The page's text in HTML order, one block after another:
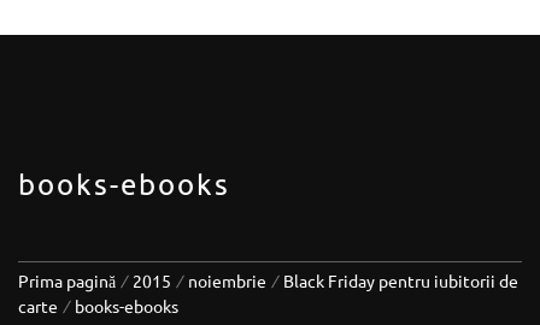
books-ebooks
Prima pagină 2015 noiembrie
Black Friday pentru iubitorii de
carte
books-ebooks